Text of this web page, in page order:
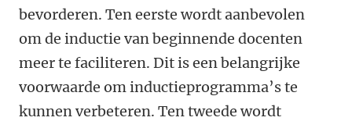
bevorderen. Ten eerste wordt aanbevolen
om de inductie van beginnende docenten
meer te faciliteren. Dit is een belangrijke
voorwaarde om inductieprogramma’s te
kunnen verbeteren. Ten tweede wordt